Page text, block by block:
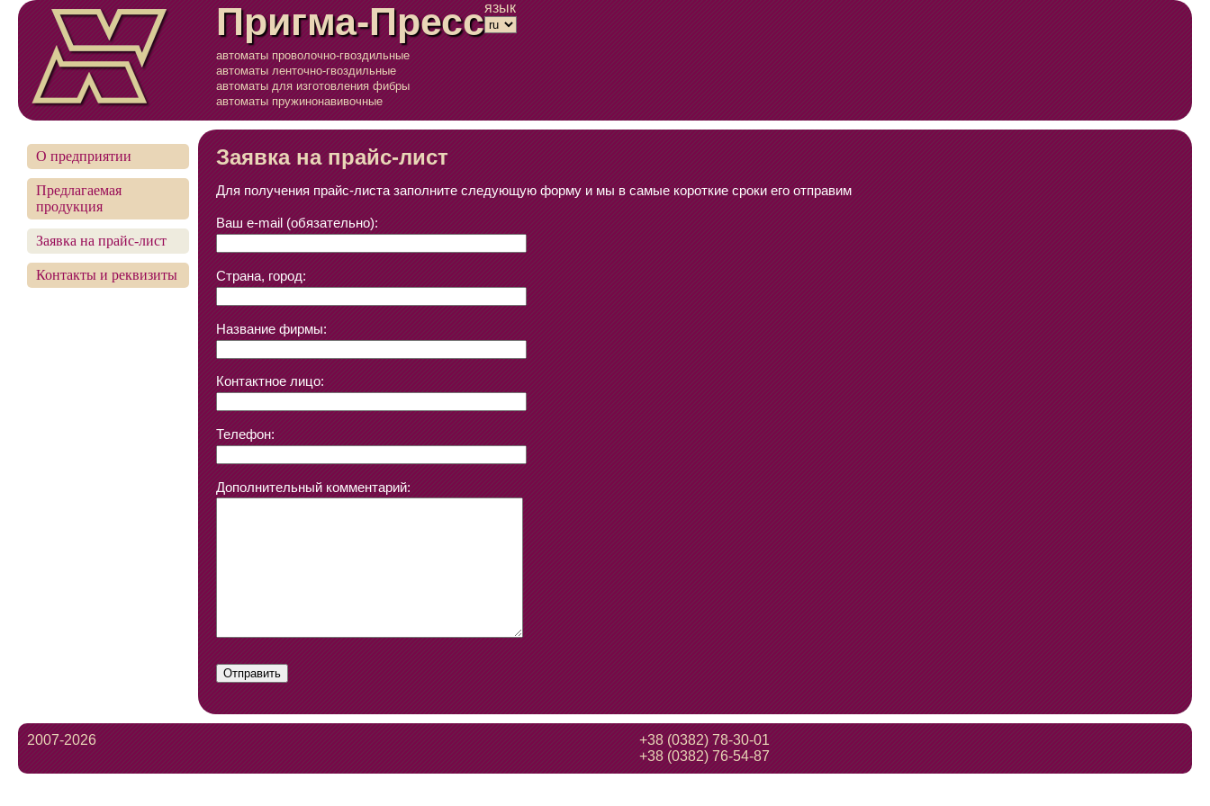
Пригма-Пресс
автоматы проволочно-гвоздильные
автоматы ленточно-гвоздильные
автоматы для изготовления фибры
автоматы пружинонавивочные
язык
О предприятии
Предлагаемая
продукция
Заявка на прайс-лист
Контакты и реквизиты
Заявка на прайс-лист
Для получения прайс-листа заполните следующую форму и мы в самые короткие сроки его отправим
Ваш e-mail (обязательно):
Страна, город:
Название фирмы:
Контактное лицо:
Телефон:
Дополнительный комментарий:
2007-2026
+38 (0382) 78-30-01
+38 (0382) 76-54-87